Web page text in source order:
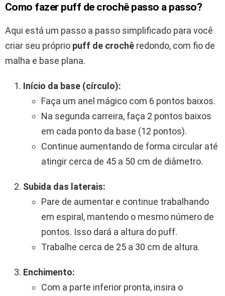
Como fazer puff de crochê passo a passo?
Aqui está um passo a passo simplificado para você
criar seu próprio puff de crochê redondo, com fio de
malha e base plana.
Início da base (círculo):
Faça um anel mágico com 6 pontos baixos.
Na segunda carreira, faça 2 pontos baixos
em cada ponto da base (12 pontos).
Continue aumentando de forma circular até
atingir cerca de 45 a 50 cm de diâmetro.
Subida das laterais:
Pare de aumentar e continue trabalhando
em espiral, mantendo o mesmo número de
pontos. Isso dará a altura do puff.
Trabalhe cerca de 25 a 30 cm de altura.
Enchimento:
Com a parte inferior pronta, insira o